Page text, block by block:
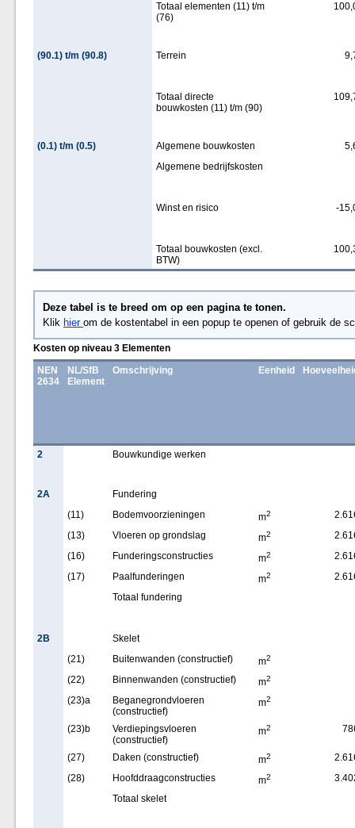
Totaal elementen (11) t/m
(76)
(90.1) t/m (90.8) Terrein
Totaal directe
bouwkosten (11) t/m (90)
(0.1) t/m (0.5) Algemene bouwkosten
Algemene bedrijfskosten
Winst en risico -
Totaal bouwkosten (excl.
BTW)
Deze tabel is te breed om op een pagina te tonen.
Klik hier om de kostentabel in een popup te openen of gebruik de
Kosten op niveau 3 Elementen
NEN
2634
NL/SfB
Element
Omschrijving Eenheid
2 Bouwkundige werken
2A
Fundering
(11)
Bodemvoorzieningen m2
(13)
Vloeren op grondslag m2
(16)
Funderingsconstructies m2
(17)
Paalfunderingen m2
Totaal fundering
2B
Skelet
(21)
Buitenwanden (constructief) m2
(22) Binnenwanden (constructief) m2
(23)a
Beganegrondvloeren
(constructief)
m2
(23)b
Verdiepingsvloeren
(constructief)
m2
(27) Daken (constructief) m2
(28)
Hoofddraagconstructies m2
Totaal skelet